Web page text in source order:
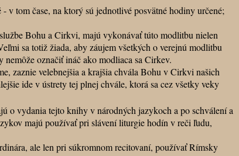
tom čase, na ktorý sú jednotlivé posvätné hodiny určené;
Bohu a Cirkvi, majú vykonávať túto modlitbu nielen
sa totiž žiada, aby záujem všetkých o verejnú modlitbu
označiť ináč ako modliaca sa Cirkev.
zaznie velebnejšia a krajšia chvála Bohu v Cirkvi našich
ide v ústrety tej plnej chvále, ktorá sa cez všetky veky
vydania tejto knihy v národných jazykoch a po schválení a
majú používať pri slávení liturgie hodín v reči ľudu,
ale len pri súkromnom recitovaní, používať Rímsky